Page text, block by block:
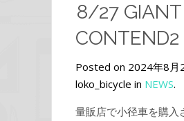
8/27 GIANT
CONTEND2
Posted on 2024年8月
loko_bicycle in NEWS.
量販店で小径車を購入